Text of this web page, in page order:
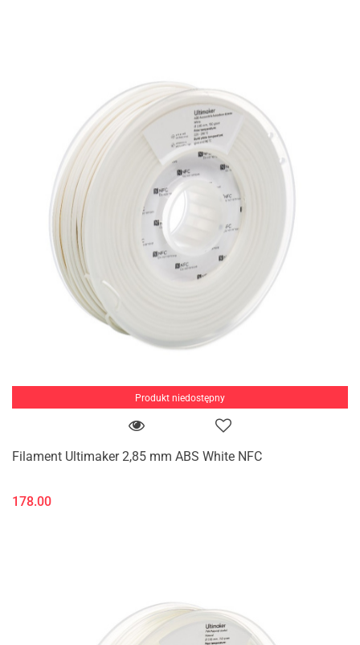
Produkt niedostępny
Filament Ultimaker 2,85 mm ABS White NFC
178.00